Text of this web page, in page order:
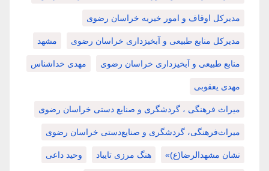
مدیرکل اوقاف و امور خیریه خراسان رضوی
مدیرکل منابع طبیعی و آبخیزداری خراسان رضوی مشهد
منابع طبیعی و آبخیزداری خراسان رضوی مهدی خداشناس
مهدی یعقوبی
میراث فرهنگی ، گردشگری و صنایع دستی خراسان رضوی
میراث‌فرهنگی، گردشگری و صنایع‌دستی خراسان رضوی
نشان مشهدالرضا(ع)» هنگ مرزی تایباد وحید داعی